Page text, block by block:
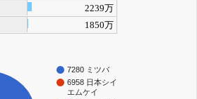
2239万
1850万
7280 ミツバ
6958 日本シイ
エムケイ